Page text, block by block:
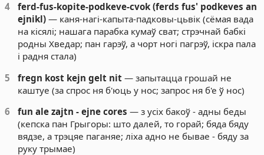
4
ferd-fus-kopite-podkeve-cvok (ferds fus' podkeves an
ejnikl) — каня-нагі-капыта-падковы-цьвік (сёмая вада
на кісялі; нашага парабка кумаў сват; стрэчнай бабкі
родны Хведар; пан гарэў, а чорт ногі пагрэў, іскра пала
і радня стала)
5
fregn kost kejn gelt nit — запытацца грошай не
каштуе (за спрос ня б'юць у нос; запрос ня б'е ў нос)
6
fun ale zajtn - ejne cores — з усіх бакоў - адны беды
(кепска пан Грыгоры: што далей, то горай; бяда бяду
вядзе, а трэцяе паганяе; ліха адно не бывае - бяду за
руку трымае)